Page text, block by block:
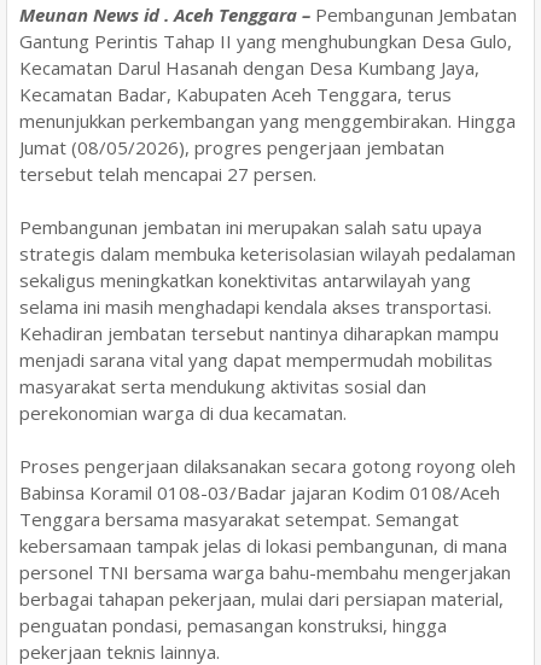
Meunan News id . Aceh Tenggara – Pembangunan Jembatan
Gantung Perintis Tahap II yang menghubungkan Desa Gulo,
Kecamatan Darul Hasanah dengan Desa Kumbang Jaya,
Kecamatan Badar, Kabupaten Aceh Tenggara, terus
menunjukkan perkembangan yang menggembirakan. Hingga
Jumat (08/05/2026), progres pengerjaan jembatan
tersebut telah mencapai 27 persen.
Pembangunan jembatan ini merupakan salah satu upaya
strategis dalam membuka keterisolasian wilayah pedalaman
sekaligus meningkatkan konektivitas antarwilayah yang
selama ini masih menghadapi kendala akses transportasi.
Kehadiran jembatan tersebut nantinya diharapkan mampu
menjadi sarana vital yang dapat mempermudah mobilitas
masyarakat serta mendukung aktivitas sosial dan
perekonomian warga di dua kecamatan.
Proses pengerjaan dilaksanakan secara gotong royong oleh
Babinsa Koramil 0108-03/Badar jajaran Kodim 0108/Aceh
Tenggara bersama masyarakat setempat. Semangat
kebersamaan tampak jelas di lokasi pembangunan, di mana
personel TNI bersama warga bahu-membahu mengerjakan
berbagai tahapan pekerjaan, mulai dari persiapan material,
penguatan pondasi, pemasangan konstruksi, hingga
pekerjaan teknis lainnya.